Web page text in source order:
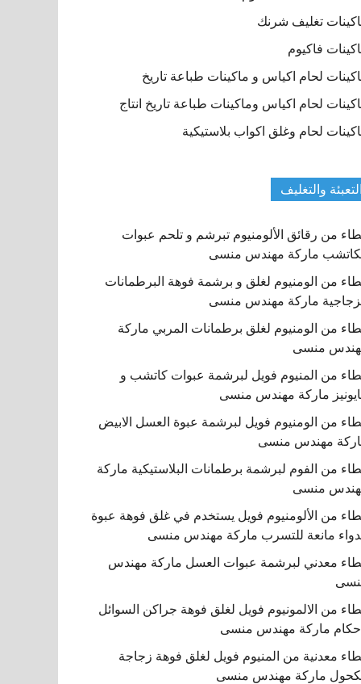
تغليف شرنك
فاكيوم
لحام اكياس و ماكينات طباعة تاريخ
لحام اكياس وماكينات طباعة تاريخ انتاج
لحام وغلق اكواب بلاستيكية
التعبئة والتغليف
من رقائق الألومنيوم تبرشم و تلحم عبوات
ماركة مهندس منسى
من الومنيوم لغلق و برشمة فوهة البرطمانات
ماركة مهندس منسى
من الومنيوم لغلق برطمانات المربي ماركة
منسى
من المنيوم فويل لبرشمة عبوات كاتشب و
ماركة مهندس منسى
من الومنيوم فويل لبرشمة عبوة العسل الابيض
مهندس منسى
من الفوم لبرشمة برطمانات البلاستيكية ماركة
منسى
من الألومنيوم فويل يستخدم في غلق فوهة عبوة
مانعة للتسرب ماركة مهندس منسى
معدني لبرشمة عبوات العسل ماركة مهندس
من الالمونيوم فويل لغلق فوهة جراكن السوائل
ماركة مهندس منسى
معدنية من المنيوم فويل لغلق فوهة زجاجة
ماركة مهندس منسى